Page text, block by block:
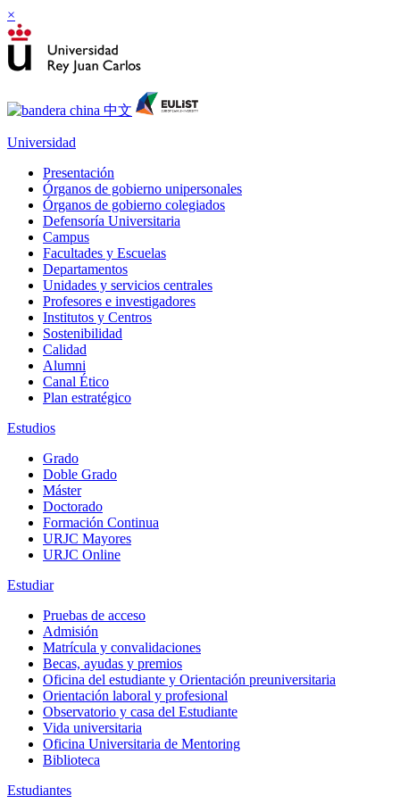
×
Universidad
Presentación
Órganos de gobierno unipersonales
Órganos de gobierno colegiados
Defensoría Universitaria
Campus
Facultades y Escuelas
Departamentos
Unidades y servicios centrales
Profesores e investigadores
Institutos y Centros
Sostenibilidad
Calidad
Alumni
Canal Ético
Plan estratégico
Estudios
Grado
Doble Grado
Máster
Doctorado
Formación Continua
URJC Mayores
URJC Online
Estudiar
Pruebas de acceso
Admisión
Matrícula y convalidaciones
Becas, ayudas y premios
Oficina del estudiante y Orientación preuniversitaria
Orientación laboral y profesional
Observatorio y casa del Estudiante
Vida universitaria
Oficina Universitaria de Mentoring
Biblioteca
Estudiantes